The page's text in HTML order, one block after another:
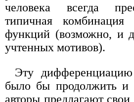
человека всегда
типичная комбинация
функций (возможно, и
учтенных мотивов).
Эту
было бы продолжить и
авторы предлагают